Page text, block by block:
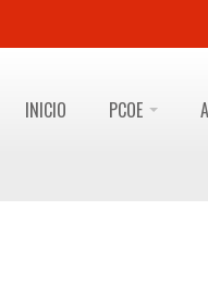
INICIO PCOE